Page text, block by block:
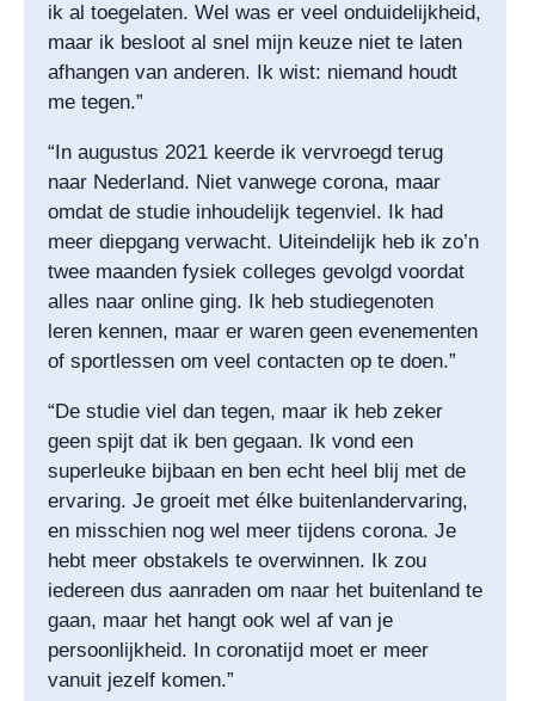
ik al toegelaten. Wel was er veel onduidelijkheid,
maar ik besloot al snel mijn keuze niet te laten
afhangen van anderen. Ik wist: niemand houdt
me tegen.”
“In augustus 2021 keerde ik vervroegd terug
naar Nederland. Niet vanwege corona, maar
omdat de studie inhoudelijk tegenviel. Ik had
meer diepgang verwacht. Uiteindelijk heb ik zo’n
twee maanden fysiek colleges gevolgd voordat
alles naar online ging. Ik heb studiegenoten
leren kennen, maar er waren geen evenementen
of sportlessen om veel contacten op te doen.”
“De studie viel dan tegen, maar ik heb zeker
geen spijt dat ik ben gegaan. Ik vond een
superleuke bijbaan en ben echt heel blij met de
ervaring. Je groeit met élke buitenlandervaring,
en misschien nog wel meer tijdens corona. Je
hebt meer obstakels te overwinnen. Ik zou
iedereen dus aanraden om naar het buitenland te
gaan, maar het hangt ook wel af van je
persoonlijkheid. In coronatijd moet er meer
vanuit jezelf komen.”